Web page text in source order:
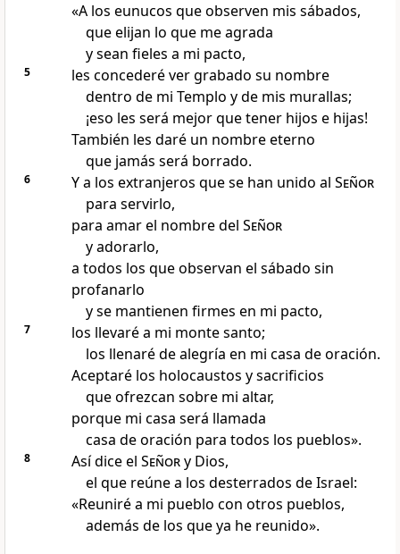
«A los eunucos que observen mis sábados,
que elijan lo que me agrada
y sean fieles a mi pacto,
5
les concederé ver grabado su nombre
dentro de mi Templo y de mis murallas;
¡eso les será mejor que tener hijos e hijas!
También les daré un nombre eterno
que jamás será borrado.
6 Y a los extranjeros que se han unido al Señor
para servirlo,
para amar el nombre del Señor
y adorarlo,
a todos los que observan el sábado sin
profanarlo
y se mantienen firmes en mi pacto,
7
los llevaré a mi monte santo;
los llenaré de alegría en mi casa de oración.
Aceptaré los holocaustos y sacrificios
que ofrezcan sobre mi altar,
porque mi casa será llamada
casa de oración para todos los pueblos».
8 Así dice el Señory Dios,
el que reúne a los desterrados de Israel:
«Reuniré a mi pueblo con otros pueblos,
además de los que ya he reunido».